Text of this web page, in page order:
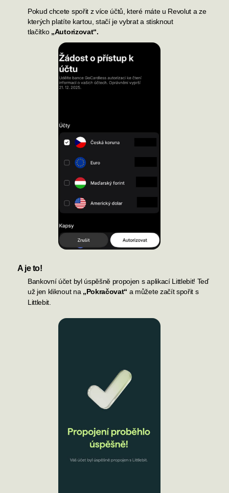
Pokud chcete spořit z více účtů, které máte u Revolut a ze
kterých platíte kartou,stačí je vybrat a stisknout
tlačítko „Autorizovat“.
A je to!
Bankovní účet byl úspěšně propojen s aplikací Littlebit! Teď
už jen kliknout na „Pokračovat“ a můžete začít spořit s
Littlebit.